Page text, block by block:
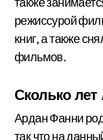
режиссурой
книг, а также
фильмов.
Сколько
Ардан Фанни
так что на